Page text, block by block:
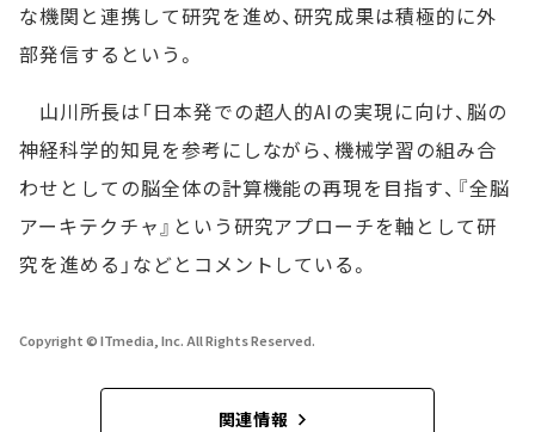
な機関と連携して研究を進め、研究成果は積極的に外
部発信するという。
山川所長は「日本発での超人的AIの実現に向け、脳の
神経科学的知見を参考にしながら、機械学習の組み合
わせとしての脳全体の計算機能の再現を目指す、『全脳
アーキテクチャ』という研究アプローチを軸として研
究を進める」などとコメントしている。
Copyright © ITmedia, Inc. All Rights Reserved.
関連情報